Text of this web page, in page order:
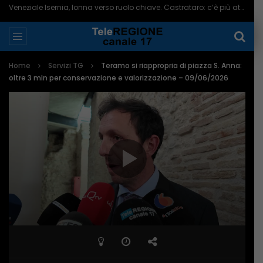
Veneziale Isernia, Ionna verso ruolo chiave. Castrataro: c’è più attenzione per Termoli – 08/08/2026
Home Servizi TG
Teramo si riappropria di piazza S. Anna:
oltre 3 mln per conservazione e valorizzazione – 09/06/2026